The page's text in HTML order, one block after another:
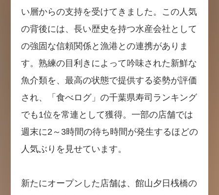
い層からの支持を受けてきました。この人気
の背後には、長い歴史を持つ水産会社として
の強固な信頼関係と漁港との連携がありま
す。熟練の目利きによって吟味された新鮮な
魚介類を、最高の状態で提供する姿勢が評価
され、「食べログ」の千葉県寿司ランキング
でも1位を常連として獲得。一部の店舗では
週末に2～3時間の待ち時間が発生するほどの
人気ぶりを見せています。
新たにオープンした店舗は、館山夕日桟橋の